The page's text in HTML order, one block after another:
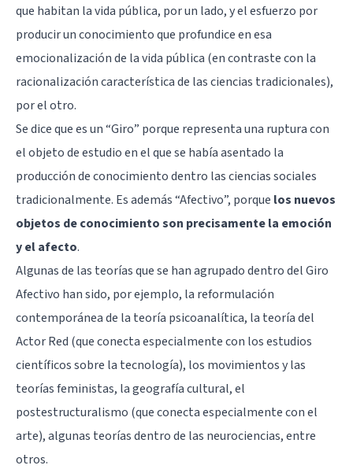
que habitan la vida pública, por un lado, y el esfuerzo por
producir un conocimiento que profundice en esa
emocionalización de la vida pública (en contraste con la
racionalización característica de las ciencias tradicionales),
por el otro.
Se dice que es un “Giro” porque representa una ruptura con
el objeto de estudio en el que se había asentado la
producción de conocimiento dentro las ciencias sociales
tradicionalmente. Es además “Afectivo”, porque los nuevos
objetos de conocimiento son precisamente la emoción
y el afecto.
Algunas de las teorías que se han agrupado dentro del Giro
Afectivo han sido, por ejemplo, la reformulación
contemporánea de la teoría psicoanalítica, la teoría del
Actor Red (que conecta especialmente con los estudios
científicos sobre la tecnología), los movimientos y las
teorías feministas, la geografía cultural, el
postestructuralismo (que conecta especialmente con el
arte), algunas teorías dentro de las neurociencias, entre
otros.